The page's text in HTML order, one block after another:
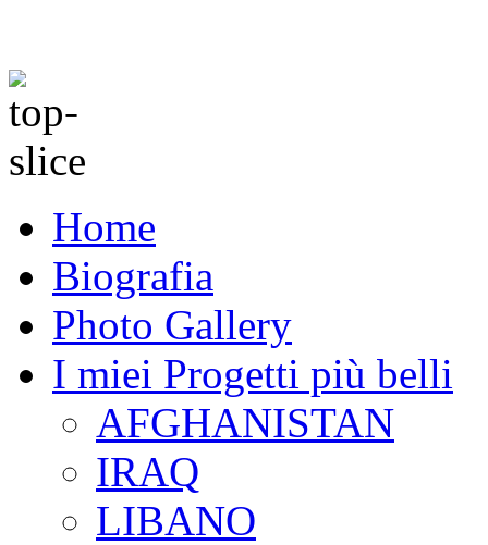
Home
Biografia
Photo Gallery
I miei Progetti più belli
AFGHANISTAN
IRAQ
LIBANO